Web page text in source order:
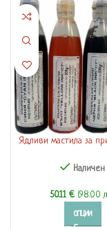
Ядливи мастила за
Наличен
50.11 € (98.00
ОПЦИИ